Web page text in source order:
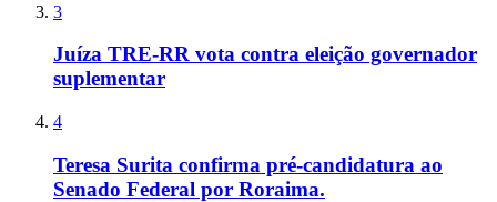
3
Juíza TRE-RR vota contra eleição governador
suplementar
4
Teresa Surita confirma pré-candidatura ao
Senado Federal por Roraima.